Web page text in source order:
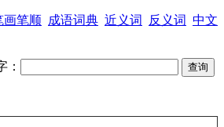
画笔顺 成语词典 近义词 反义词 中文
：